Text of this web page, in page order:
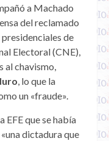
a Machado
del reclamado
presidenciales de
Electoral (CNE),
al chavismo,
, lo que la
un «fraude».
EFE que se había
dictadura que